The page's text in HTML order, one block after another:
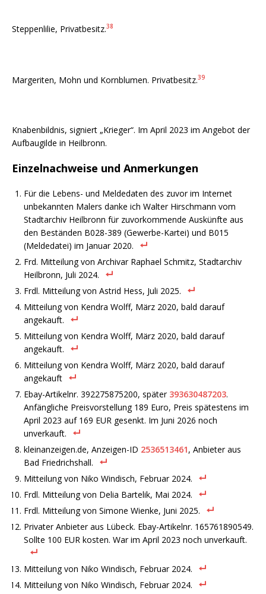
Steppenlilie, Privatbesitz.38
Margeriten, Mohn und Kornblumen. Privatbesitz.39
Knabenbildnis, signiert „Krieger“. Im April 2023 im Angebot der
Aufbaugilde in Heilbronn.
Einzelnachweise und Anmerkungen
Für die Lebens- und Meldedaten des zuvor im Internet
unbekannten Malers danke ich Walter Hirschmann vom
Stadtarchiv Heilbronn für zuvorkommende Auskünfte aus
den Beständen B028-389 (Gewerbe-Kartei) und B015
(Meldedatei) im Januar 2020.
Frd. Mitteilung von Archivar Raphael Schmitz, Stadtarchiv
Heilbronn, Juli 2024.
Frdl. Mitteilung von Astrid Hess, Juli 2025.
Mitteilung von Kendra Wolff, März 2020, bald darauf
angekauft.
Mitteilung von Kendra Wolff, März 2020, bald darauf
angekauft.
Mitteilung von Kendra Wolff, März 2020, bald darauf
angekauft
Ebay-Artikelnr. 392275875200, später 393630487203.
Anfängliche Preisvorstellung 189 Euro, Preis spätestens im
April 2023 auf 169 EUR gesenkt. Im Juni 2026 noch
unverkauft.
kleinanzeigen.de, Anzeigen-ID 2536513461, Anbieter aus
Bad Friedrichshall.
Mitteilung von Niko Windisch, Februar 2024.
Frdl. Mitteilung von Delia Bartelik, Mai 2024.
Frdl. Mitteilung von Simone Wienke, Juni 2025.
Privater Anbieter aus Lübeck. Ebay-Artikelnr. 165761890549.
Sollte 100 EUR kosten. War im April 2023 noch unverkauft.
Mitteilung von Niko Windisch, Februar 2024.
Mitteilung von Niko Windisch, Februar 2024.